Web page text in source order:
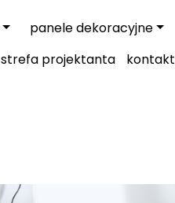
panele dekoracyjne
strefa projektanta kontakt